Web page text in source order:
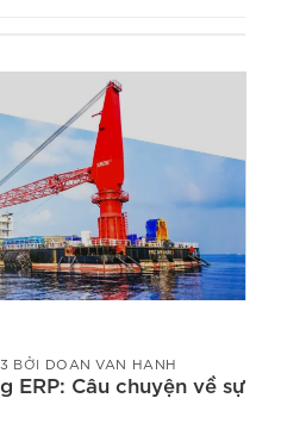
BỞI DOAN VAN HANH
ERP: Câu chuyện về sự